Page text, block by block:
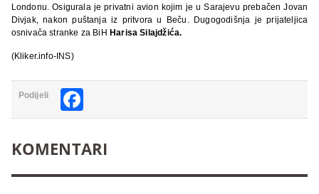
Londonu. Osigurala je privatni avion kojim je u Sarajevu prebačen Jovan
Divjak, nakon puštanja iz pritvora u Beču. Dugogodišnja je prijateljica
osnivača stranke za BiHHarisa Silajdžića.
(Kliker.info-INS)
Podijeli
KOMENTARI